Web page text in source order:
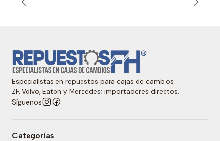
Especialistas en repuestos para cajas de cambios
ZF, Volvo, Eaton y Mercedes; importadores directos.
Síguenos
Categorías